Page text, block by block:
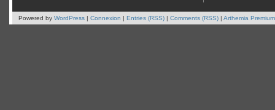
Powered by WordPress | Connexion | Entries (RSS) | Comments (RSS) | Arthemia Premium